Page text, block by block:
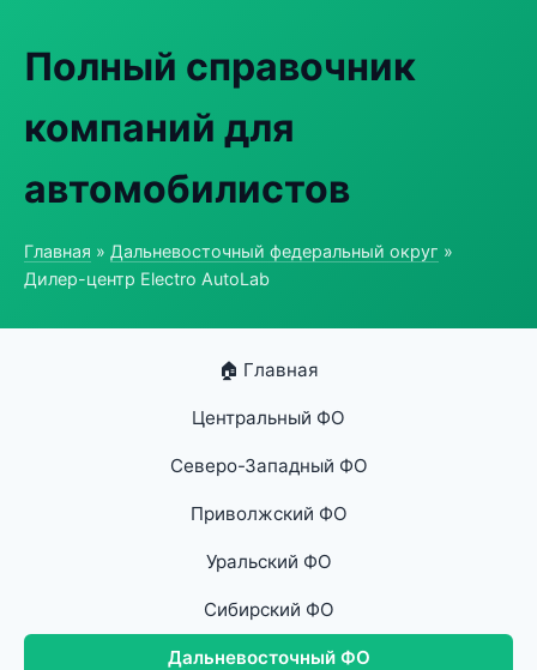
Полный справочник
компаний для
автомобилистов
Главная » Дальневосточный федеральный округ »
Дилер-центр Electro AutoLab
🏠 Главная
Центральный ФО
Северо-Западный ФО
Приволжский ФО
Уральский ФО
Сибирский ФО
Дальневосточный ФО